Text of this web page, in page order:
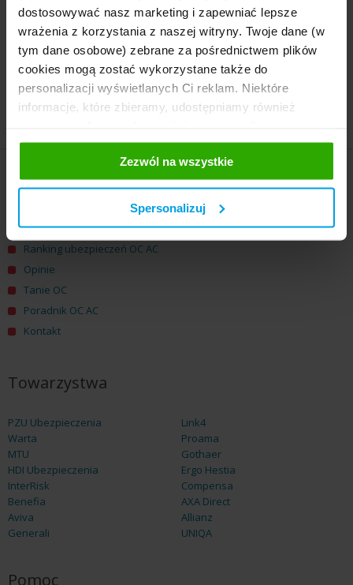
dostosowywać nasz marketing i zapewniać lepsze
wrażenia z korzystania z naszej witryny. Twoje dane (w
tym dane osobowe) zebrane za pośrednictwem plików
cookies mogą zostać wykorzystane także do
personalizacji wyświetlanych Ci reklam. Niektóre
informacje, które zbieramy, udostępniamy również
reklamowym i analitycznym, z którymi współpracujemy.
Te z kolei mogą łączyć te informacje z innymi
informacjami, które im przekazałeś, korzystając z ich
usług. Prosimy o Twoją zgodę. ...
Zezwól na wszystkie
Spersonalizuj
04
W odróżnieniu od polisy OC ubezpieczenie
autocasco (AC) jest dobrowolne, a jego zakres
bardziej złożony. O jakich elementach AC
właściciele samochodów nie zawsze wiedzą lub
pamiętają?Czytaj więcej »
Strona : 1| 2 |3 | 4|5 | 6 | 7| 8 |9 | 10|ostatnia
Menu
Kalkulator OC AC
Ranking ubezpieczeń OC AC
Opinie
Tanie OC
Poradnik OC AC
Kontakt
Towarzystwa
PZU Ubezpieczenia
Link4
Warta
Proama
MTU
Gothaer
HDI Ubezpieczenia
Ergo Hestia
InterRisk
Compensa
Benefia
AXA Direct
Aviva
Allianz
Generali
UNIQA
Pomoc